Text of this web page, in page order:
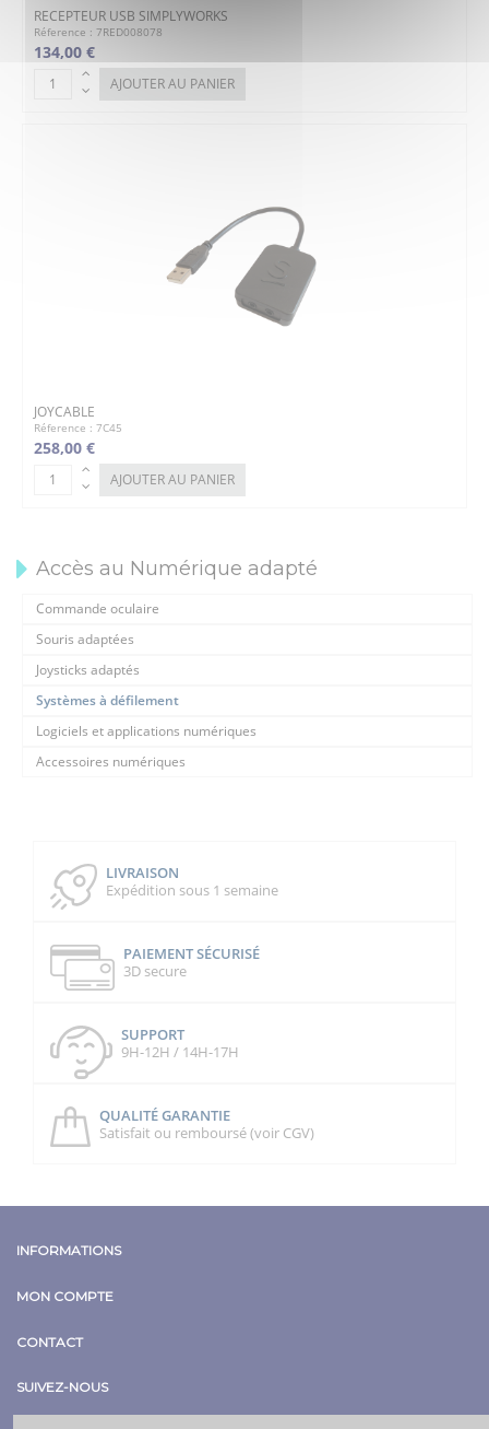
RECEPTEUR USB SIMPLYWORKS
Réference : 7RED008078
134,00 €
AJOUTER AU PANIER
JOYCABLE
Réference : 7C45
258,00 €
AJOUTER AU PANIER
Accès au Numérique adapté
Commande oculaire
Souris adaptées
Joysticks adaptés
Systèmes à défilement
Logiciels et applications numériques
Accessoires numériques
LIVRAISON
Expédition sous 1 semaine
PAIEMENT SÉCURISÉ
3D secure
SUPPORT
9H-12H / 14H-17H
QUALITÉ GARANTIE
Satisfait ou remboursé (voir CGV)
INFORMATIONS
MON COMPTE
CONTACT
SUIVEZ-NOUS